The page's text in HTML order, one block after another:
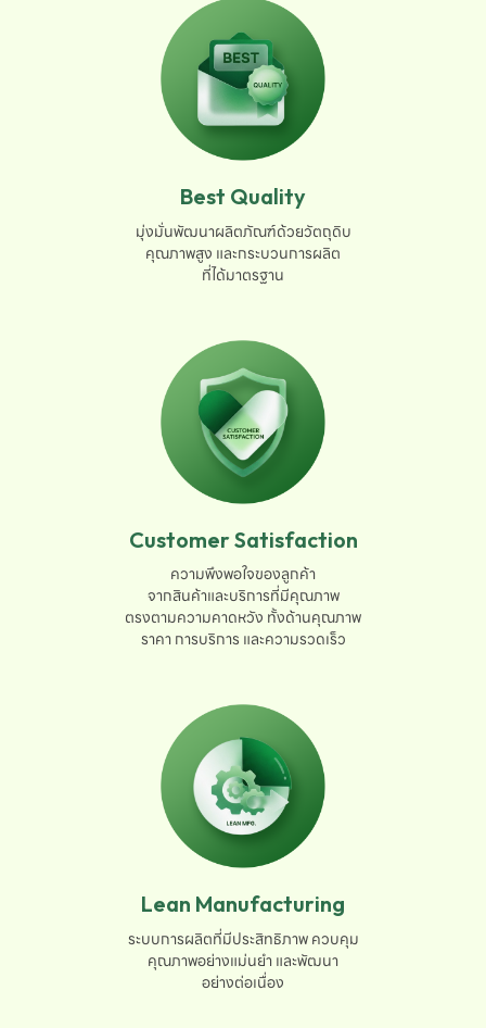
Best Quality
มุ่งมั่นพัฒนาผลิตภัณฑ์ด้วยวัตถุดิบ
คุณภาพสูง และกระบวนการผลิต
ที่ได้มาตรฐาน
Customer Satisfaction
ความพึงพอใจของลูกค้า
จากสินค้าและบริการที่มีคุณภาพ
ตรงตามความคาดหวัง ทั้งด้านคุณภาพ
ราคา การบริการ และความรวดเร็ว
Lean Manufacturing
ระบบการผลิตที่มีประสิทธิภาพ ควบคุม
คุณภาพอย่างแม่นยำ และพัฒนา
อย่างต่อเนื่อง